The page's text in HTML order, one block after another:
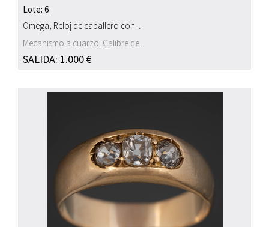
Lote: 6
Omega, Reloj de caballero con...
Mecanismo a cuarzo. Calibre de...
SALIDA: 1.000 €